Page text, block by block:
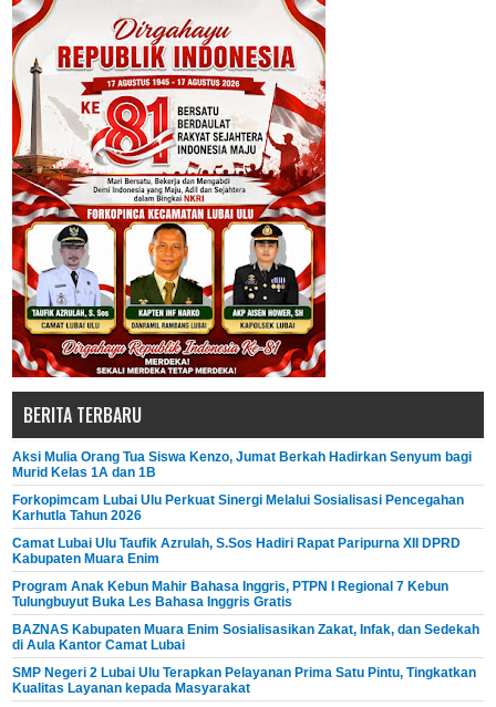
BERITA TERBARU
Aksi Mulia Orang Tua Siswa Kenzo, Jumat Berkah Hadirkan Senyum bagi
Murid Kelas 1A dan 1B
Forkopimcam Lubai Ulu Perkuat Sinergi Melalui Sosialisasi Pencegahan
Karhutla Tahun 2026
Camat Lubai Ulu Taufik Azrulah, S.Sos Hadiri Rapat Paripurna XII DPRD
Kabupaten Muara Enim
Program Anak Kebun Mahir Bahasa Inggris, PTPN I Regional 7 Kebun
Tulungbuyut Buka Les Bahasa Inggris Gratis
BAZNAS Kabupaten Muara Enim Sosialisasikan Zakat, Infak, dan Sedekah
di Aula Kantor Camat Lubai
SMP Negeri 2 Lubai Ulu Terapkan Pelayanan Prima Satu Pintu, Tingkatkan
Kualitas Layanan kepada Masyarakat